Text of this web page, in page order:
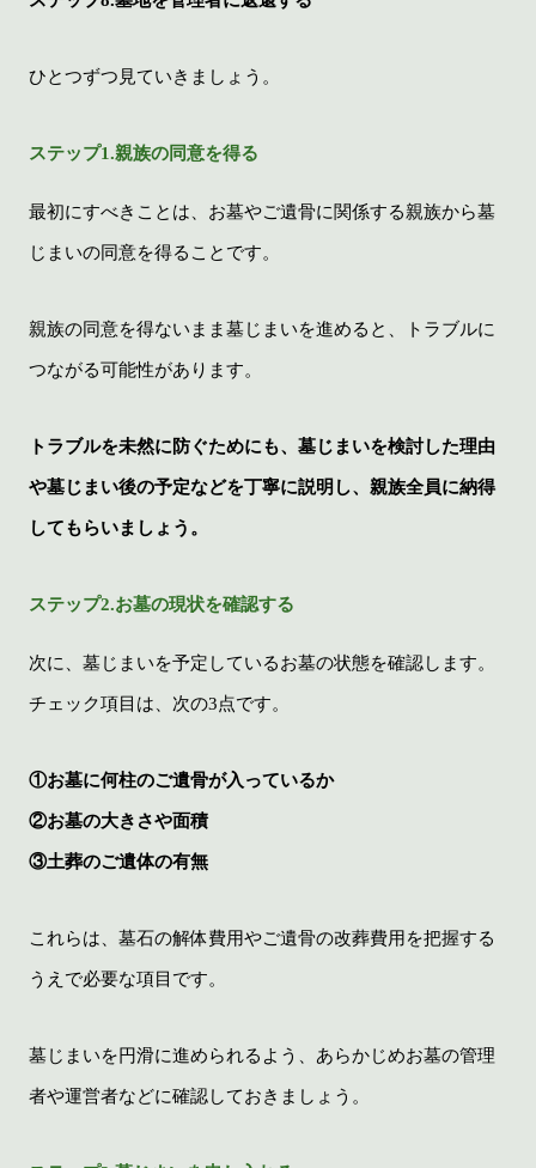
ひとつずつ見ていきましょう。
ステップ1.親族の同意を得る
最初にすべきことは、お墓やご遺骨に関係する親族から墓
じまいの同意を得ることです。
親族の同意を得ないまま墓じまいを進めると、トラブルに
つながる可能性があります。
トラブルを未然に防ぐためにも、墓じまいを検討した理由
や墓じまい後の予定などを丁寧に説明し、親族全員に納得
してもらいましょう。
ステップ2.お墓の現状を確認する
次に、墓じまいを予定しているお墓の状態を確認します。
チェック項目は、次の3点です。
①お墓に何柱のご遺骨が入っているか
②お墓の大きさや面積
③土葬のご遺体の有無
これらは、墓石の解体費用やご遺骨の改葬費用を把握する
うえで必要な項目です。
墓じまいを円滑に進められるよう、あらかじめお墓の管理
者や運営者などに確認しておきましょう。